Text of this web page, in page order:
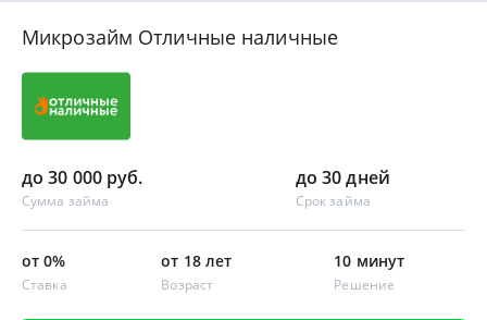
Микрозайм Отличные наличные
до 30 000 руб.
Сумма займа
до 30 дней
Срок займа
от 0%
Ставка
от 18 лет
Возраст
10 минут
Решение